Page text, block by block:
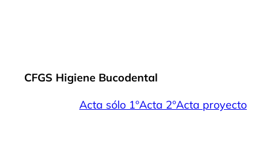
CFGS Higiene Bucodental
Acta sólo 1ºActa 2ºActa proyecto